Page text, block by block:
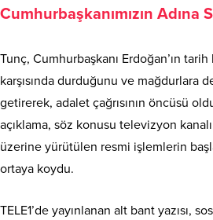
Cumhurbaşkanımızın Adına
Tunç, Cumhurbaşkanı Erdoğan’ın
karşısında durduğunu ve mağdurlara
getirerek, adalet çağrısının öncüsü
açıklama, söz konusu televizyon
üzerine yürütülen resmi işlemlerin
ortaya koydu.
TELE1’de yayınlanan alt bant yazısı,